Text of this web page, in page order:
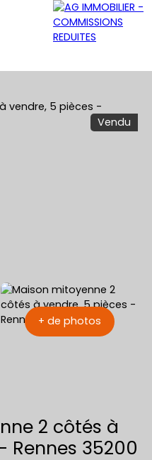
Vendu
+ de photos
2 côtés à
Rennes 35200